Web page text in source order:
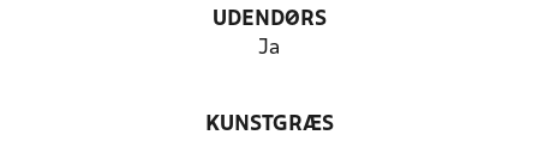
UDENDØRS
Ja
KUNSTGRÆS